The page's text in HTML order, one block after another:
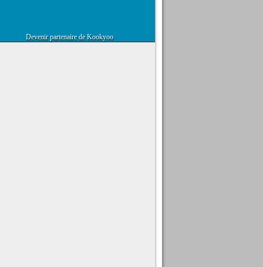
Devenir partenaire de Kookyoo